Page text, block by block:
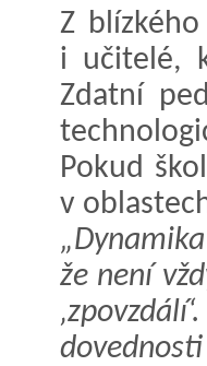
Z
i učitelé,
Zdatní
Pokud
v
že není